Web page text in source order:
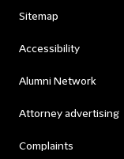
Sitemap
Accessibility
Alumni Network
Attorney advertising
Complaints